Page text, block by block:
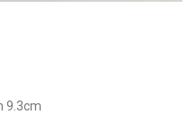
9.3cm